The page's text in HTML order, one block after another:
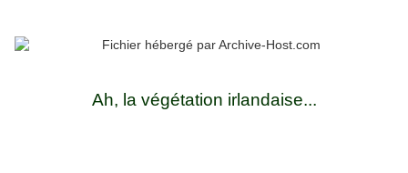
Ah, la végétation irlandaise...